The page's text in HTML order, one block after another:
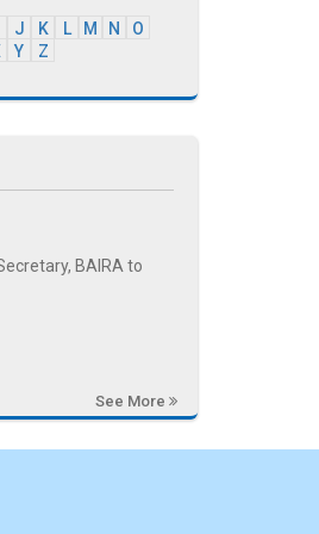
J K L M N
O
Y Z
BAIRA to
See More